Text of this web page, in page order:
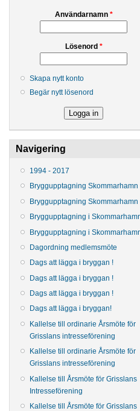
Användarnamn *
Lösenord *
Skapa nytt konto
Begär nytt lösenord
Navigering
1994 - 2017
Bryggupptagning Skommarhamn
Bryggupptagning Skommarhamn
Bryggupptagning i
Bryggupptagning i
Dagordning medlemsmöte
Dags att lägga i bryggan !
Dags att lägga i bryggan !
Dags att lägga i bryggan !
Dags att lägga i bryggan!
Kallelse till ordinarie Årsmöte för
Grisslans intresseförening
Kallelse till ordinarie Årsmöte för
Grisslans intresseförening
Kallelse till Årsmöte för Grisslans
Intresseförening
Kallelse till Årsmöte för Grisslans